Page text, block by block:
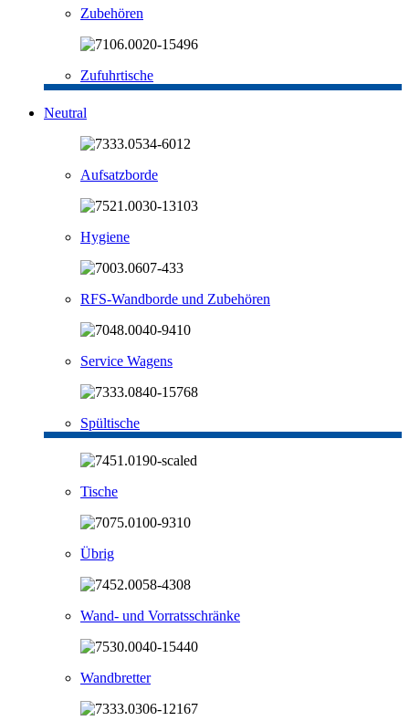
Zubehören
Zufuhrtische
Neutral
Aufsatzborde
Hygiene
RFS-Wandborde und Zubehören
Service Wagens
Spültische
Tische
Übrig
Wand- und Vorratsschränke
Wandbretter